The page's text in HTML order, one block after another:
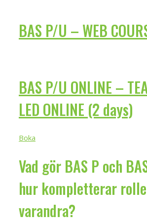
BAS P/U – WEB
BAS P/U ONLINE –
LED ONLINE (2 days)
Boka
Vad gör BAS P och
hur kompletterar
varandra?